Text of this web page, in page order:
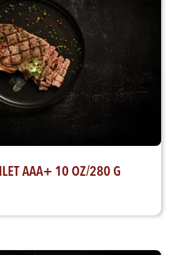
AAA+ 10 OZ/280 G